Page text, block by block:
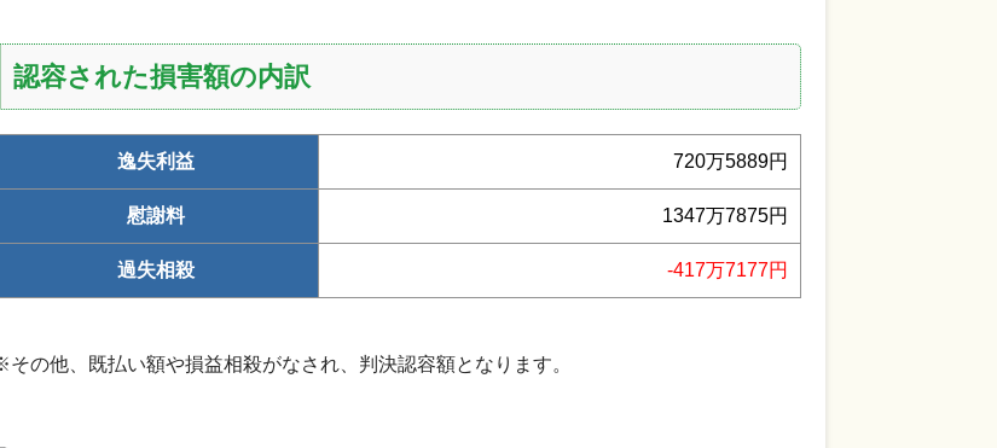
認容された損害額の内訳
逸失利益 720万5889円
慰謝料 1347万7875円
過失相殺 -417万7177円
その他、既払い額や損益相殺がなされ、判決認容額となります。